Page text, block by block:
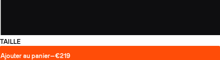
TAILLE
Ajouter au panier—€219